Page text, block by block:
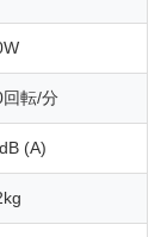
転/分
(A)